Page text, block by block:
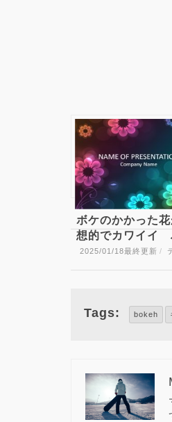
ボケのかかった花
想的でカワイイ
ポテンプレート
2025/01/18最終更新 /
Tags: bokeh